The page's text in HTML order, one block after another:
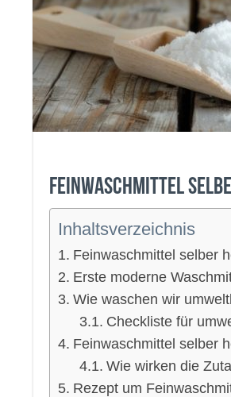
Feinwaschmittel
Inhaltsverzeichnis
Feinwaschmittel selber
Erste moderne
Wie waschen wir
Checkliste für
Feinwaschmittel selber
Wie wirken die
Rezept um